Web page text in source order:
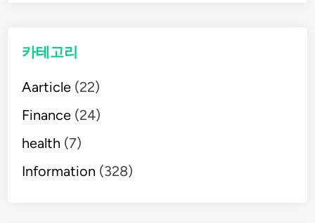
카테고리
Aarticle (22)
Finance (24)
health (7)
Information (328)